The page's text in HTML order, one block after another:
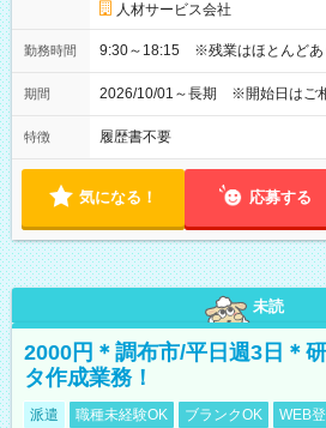
人材サービス会社
勤務時間 9:30～18:15 ※残業はほとんどあ
期間 2026/10/01～長期 ※開始日はご
特徴 履歴書不要
気になる！ 応募する
未読
2000円＊調布市/平日週3日＊
タ作成業務！
派遣 職種未経験OK ブランクOK WEB